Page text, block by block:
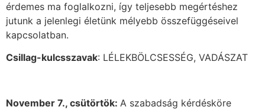
érdemes ma foglalkozni, így teljesebb megértéshez
jutunk a jelenlegi életünk mélyebb összefüggéseivel
kapcsolatban.
Csillag-kulcsszavak: LÉLEKBÖLCSESSÉG, VADÁSZAT
November 7., csütörtök: A szabadság kérdésköre